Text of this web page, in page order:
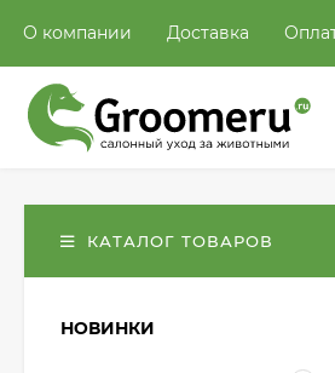
О компании Доставка
КАТАЛОГ ТОВАРОВ
НОВИНКИ